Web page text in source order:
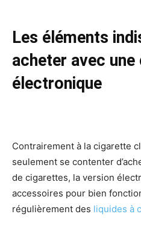
Les éléments
acheter avec
électronique
Contrairement à la cigarette
seulement se contenter
de cigarettes, la version
accessoires pour bien
régulièrement des liquides à